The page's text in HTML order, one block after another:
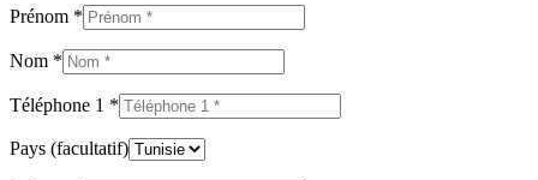
Prénom *
Nom *
Téléphone 1 *
Pays (facultatif)